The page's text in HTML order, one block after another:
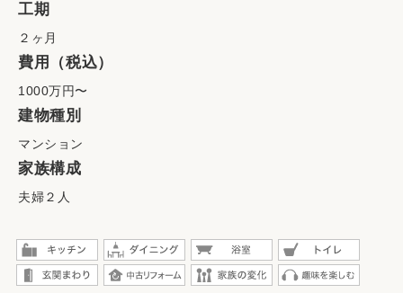
工期
２ヶ月
費用（税込）
1000万円〜
建物種別
マンション
家族構成
夫婦２人